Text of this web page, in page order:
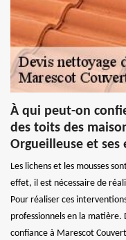
À qui peut-on
des toits des
Orgueilleuse et ses
Les lichens et les mousses
effet, il est nécessaire de
Pour réaliser ces
professionnels en la matière.
confiance à Marescot